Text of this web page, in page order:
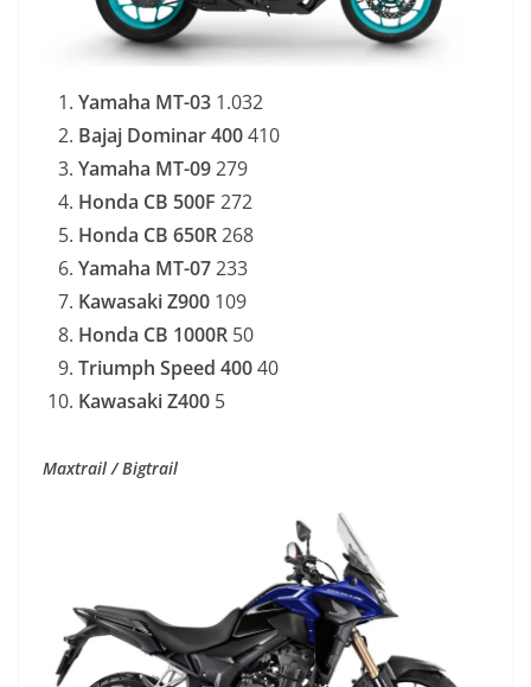
Yamaha MT-03 1.032
Bajaj Dominar 400410
Yamaha MT-09279
Honda CB 500F 272
Honda CB 650R268
Yamaha MT-07233
Kawasaki Z900 109
Honda CB 1000R 50
Triumph Speed 40040
Kawasaki Z400 5
Maxtrail / Bigtrail